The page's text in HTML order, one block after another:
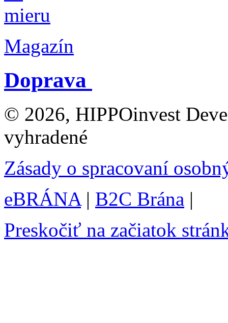
Magazín
Doprava
© 2026, HIPPOinvest
vyhradené
Zásady o spracovaní
eBRÁNA| B2C Brána |
Preskočiť na začiatok